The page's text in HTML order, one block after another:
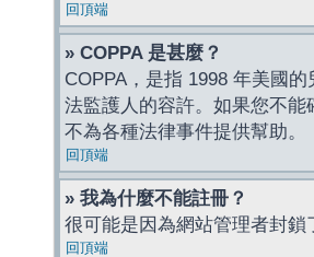
回頂端
» COPPA 是甚麼？
COPPA，是指 1998 年美國
法監護人的容許。如果您不
不為各種法律事件提供幫助。
回頂端
» 我為什麼不能註冊？
很可能是因為網站管理者封鎖
回頂端